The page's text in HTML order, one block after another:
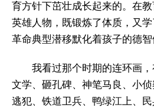
育方针下茁壮成长起来的。在
英雄人物，既锻炼了体质，又学
革命典型潜移默化着孩子的德智
我看过那个时期的连环画
文学、砸孔碑、神笔马良、小
逃犯、铁道卫兵、鸭绿江上、